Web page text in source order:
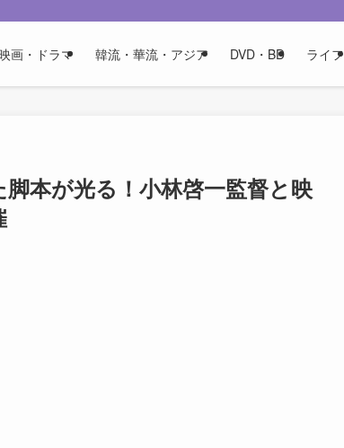
画・ドラマ 韓流・華流・アジア DVD・BD ライフ
本が光る！小林啓一監督と映